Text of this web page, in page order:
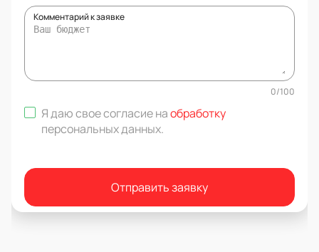
Комментарий к заявке
0/100
Я даю свое согласие наобработку
персональных данных.
Отправить заявку